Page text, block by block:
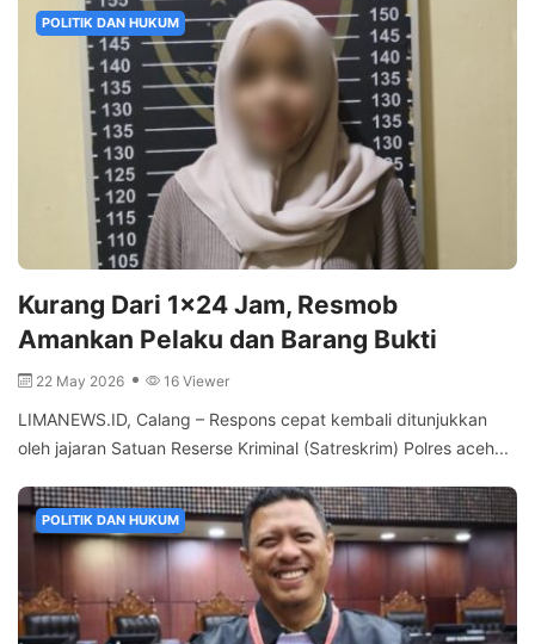
POLITIK DAN HUKUM
Kurang Dari 1×24 Jam, Resmob
Amankan Pelaku dan Barang Bukti
22 May 2026 16 Viewer
LIMANEWS.ID, Calang – Respons cepat kembali ditunjukkan
oleh jajaran Satuan Reserse Kriminal (Satreskrim) Polres aceh...
POLITIK DAN HUKUM